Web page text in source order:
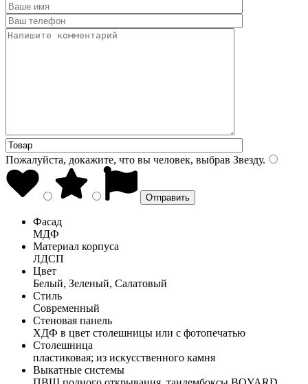
Пожалуйста, докажите, что вы человек, выбрав Звезду.
Фасад
МДФ
Материал корпуса
ЛДСП
Цвет
Белый, Зеленый, Салатовый
Стиль
Современный
Стеновая панель
ХДФ в цвет столешницы или с фотопечатью
Столешница
пластиковая; из искусственного камня
Выкатные системы